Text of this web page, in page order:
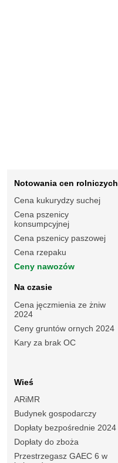
Notowania cen rolniczych
Cena kukurydzy suchej
Cena pszenicy
konsumpcyjnej
Cena pszenicy paszowej
Cena rzepaku
Ceny nawozów
Na czasie
Cena jęczmienia ze żniw
2024
Ceny gruntów ornych 2024
Kary za brak OC
Wieś
ARiMR
Budynek gospodarczy
Dopłaty bezpośrednie 2024
Dopłaty do zboża
Przestrzegasz GAEC 6 w